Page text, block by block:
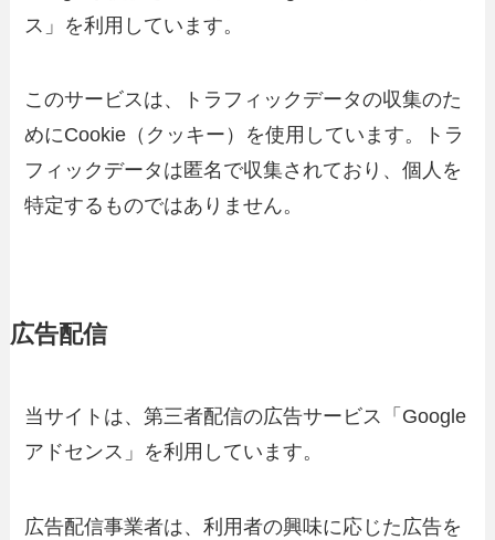
ス」を利用しています。
このサービスは、トラフィックデータの収集のた
めにCookie（クッキー）を使用しています。トラ
フィックデータは匿名で収集されており、個人を
特定するものではありません。
広告配信
当サイトは、第三者配信の広告サービス「Google
アドセンス」を利用しています。
広告配信事業者は、利用者の興味に応じた広告を